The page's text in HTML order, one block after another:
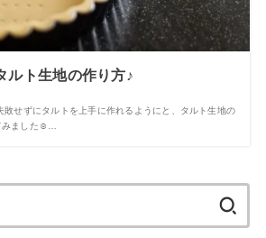
ルト生地の作り方♪
せずにタルトを上手に作れるようにと、タルト生地の
みました☺…